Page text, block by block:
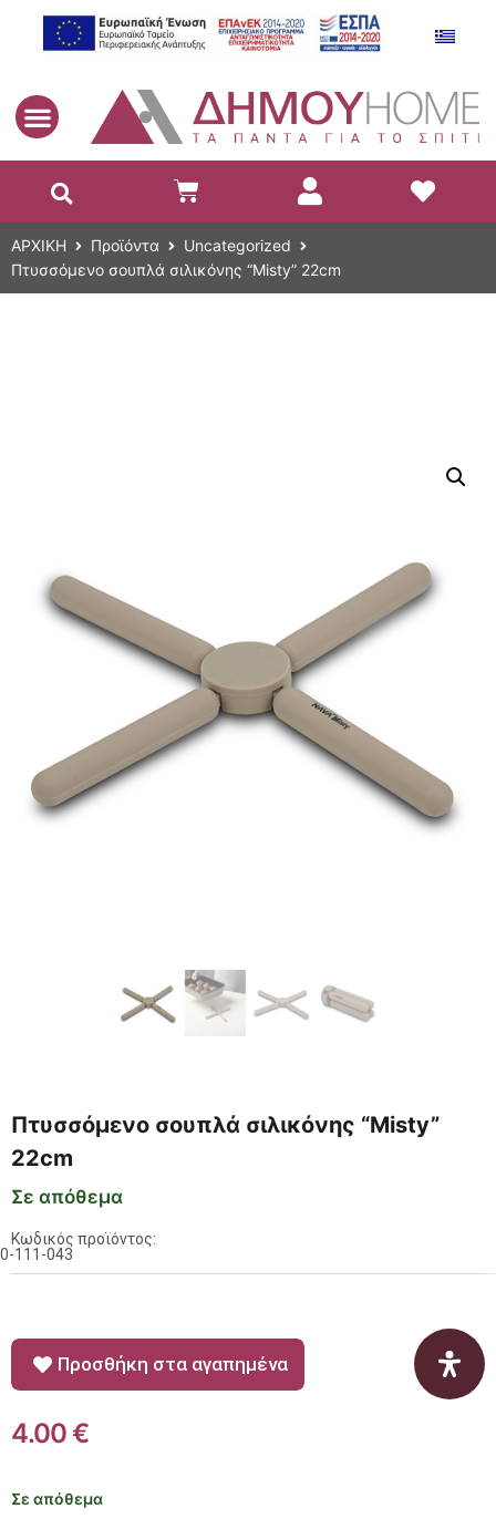
ΑΡΧΙΚΗ Προϊόντα
Uncategorized
Πτυσσόμενο σουπλά σιλικόνης “Misty” 22cm
Πτυσσόμενο σουπλά σιλικόνης “Misty”
22cm
Σε απόθεμα
Κωδικός προϊόντος:
111-043
Προσθήκη στα αγαπημένα
4.00€
Σε απόθεμα